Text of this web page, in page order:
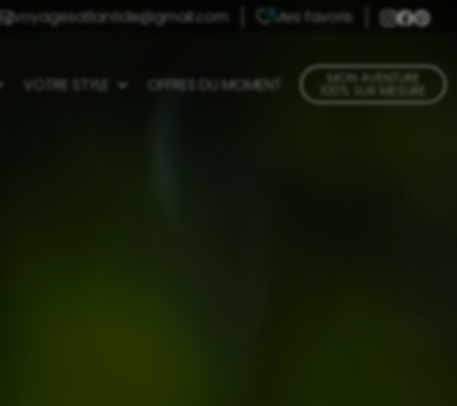
voyagesatlantide@gmail.com Mes favoris
VOTRE STYLE OFFRES DU MOMENT MON AVENTURE
100% SUR MESURE